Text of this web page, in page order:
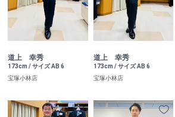
道上 幸秀
173cm / サイズ AB 6
宝塚小林店
道上 幸秀
173cm / サイズ AB 6
宝塚小林店